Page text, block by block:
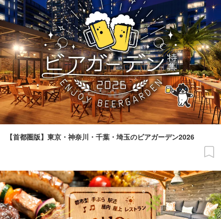
【首都圏版】東京・神奈川・千葉・埼玉のビアガーデン2026